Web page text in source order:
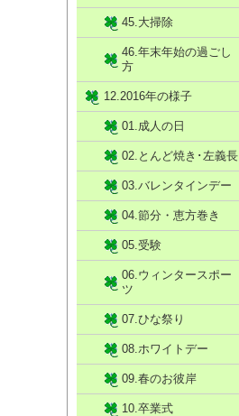
45.大掃除
46.年末年始の過ごし
方
12.2016年の様子
01.成人の日
02.とんど焼き･左義長
03.バレンタインデー
04.節分・恵方巻き
05.受験
06.ウィンタースポー
ツ
07.ひな祭り
08.ホワイトデー
09.春のお彼岸
10.卒業式